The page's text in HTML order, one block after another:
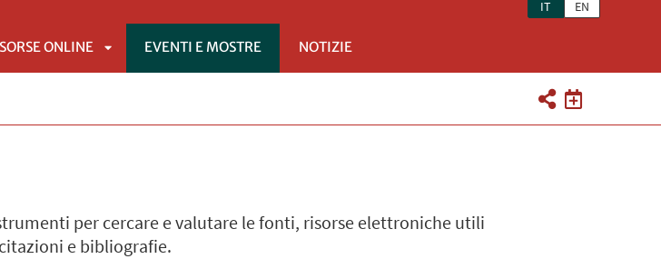
IT EN
ONLINE EVENTI E MOSTRE NOTIZIE
per cercare e valutare le fonti, risorse elettroniche utili
e bibliografie.